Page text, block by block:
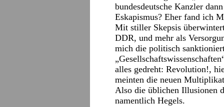
bundesdeutsche Kanzler
Eskapismus? Eher fand ich
Mit stiller Skepsis
DDR, und mehr als
mich die politisch
alles gedreht: Revolution!,
meinten die neuen
Also die üblichen Illusionen
namentlich Hegels.